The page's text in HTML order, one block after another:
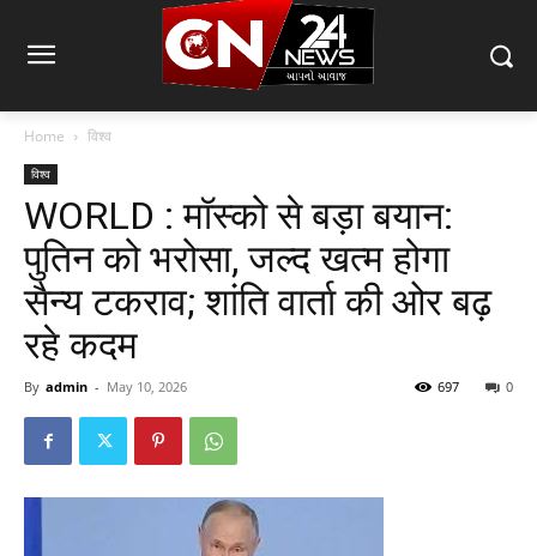
Home विश्व
विश्व
WORLD : मॉस्को से बड़ा बयान:
पुतिन को भरोसा, जल्द खत्म होगा
सैन्य टकराव; शांति वार्ता की ओर बढ़
रहे कदम
By admin - May 10, 2026 0
697